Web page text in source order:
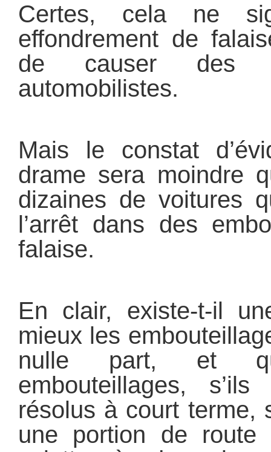
Certes, cela ne
effondrement de
de causer des
automobilistes.
Mais le constat
drame sera moindre
dizaines de voitures
l’arrêt dans des
falaise.
En clair, existe-t-il
mieux les
nulle part, et
embouteillages,
résolus à court terme,
une portion de